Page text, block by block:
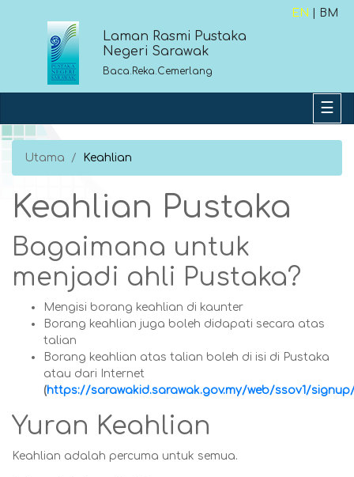
EN | BM
Laman Rasmi Pustaka
Negeri Sarawak
Baca.Reka.Cemerlang
Utama Keahlian
Keahlian Pustaka
Bagaimana untuk
menjadi ahli Pustaka?
Mengisi borang keahlian di kaunter
Borang keahlian juga boleh didapati secara atas
talian
Borang keahlian atas talian boleh di isi di Pustaka
atau dari Internet
(https://sarawakid.sarawak.gov.my/web/ssov1/
Yuran Keahlian
Keahlian adalah percuma untuk semua.